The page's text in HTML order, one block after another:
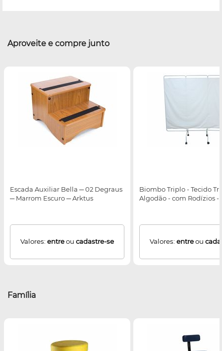
Aproveite e compre junto
Escada Auxiliar Bella ─ 02 Degraus
─ Marrom Escuro ─ Arktus
Valores: entreou cadastre-se
Biombo Triplo - Tecido
Algodão - com Rodízios -
Valores: entreou
Família